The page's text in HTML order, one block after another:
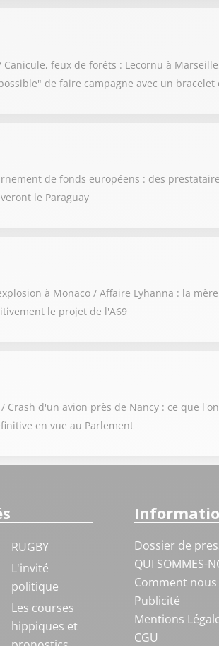
feux de forêts : Lecornu à
de faire campagne avec un
de fonds européens : des
le Paraguay
à Monaco / Affaire Lyhanna : la
le projet de l'A69
d'un avion près de Nancy : ce que
en vue au Parlement
RUGBY
L'invité
politique
Les courses
hippiques et
Dossier de
QUI SOMMES-
Comment
Publicité
Mentions
CGU